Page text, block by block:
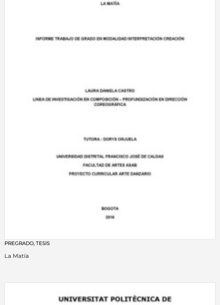
PREGRADO, TESIS
La Matía